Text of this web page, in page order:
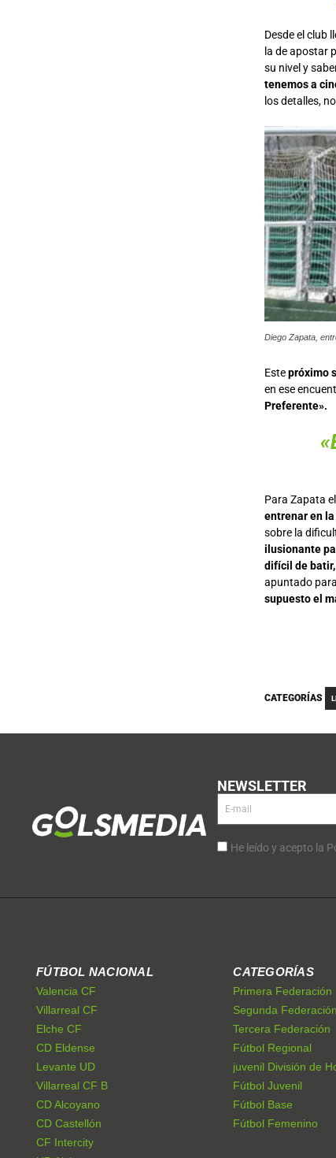
Desde el club
la de apostar
su nivel y
tenemos a
los detalles,
Diego Zapata,
Estepróximo
en ese
Preferente».
Para Zapata
entrenar en
sobre la
ilusionante
difícil de
apuntado
supuesto el
CATEGORÍAS
NEWSLETTER
He leído y acepto la
FÚTBOL NACIONAL
Valencia CF
Villarreal CF
Elche CF
CD Eldense
Levante UD
Villarreal CF B
CD Alcoyano
CD Castellón
CF Intercity
CATEGORÍAS
Primera Federación
Segunda Federación
Tercera Federación
Fútbol Regional
juvenil División de
Fútbol Juvenil
Fútbol Base
Fútbol Femenino